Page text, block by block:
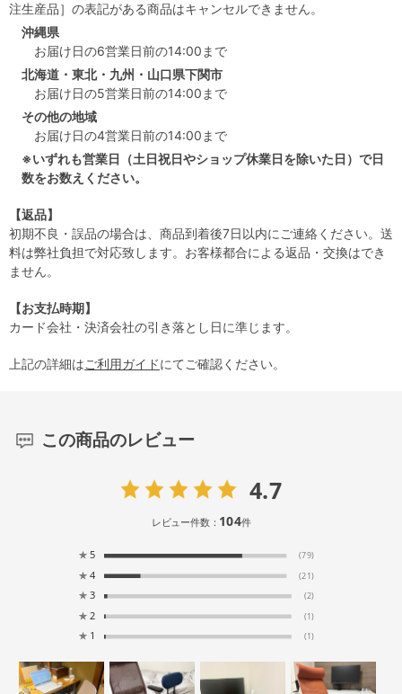
注生産品］の表記がある商品はキャンセルできません。
沖縄県
お届け日の6営業日前の14:00まで
北海道・東北・九州・山口県下関市
お届け日の5営業日前の14:00まで
その他の地域
お届け日の4営業日前の14:00まで
※いずれも営業日（土日祝日やショップ休業日を除いた日）で日
数をお数えください。
【返品】
初期不良・誤品の場合は、商品到着後7日以内にご連絡ください。送
料は弊社負担で対応致します。お客様都合による返品・交換はでき
ません。
【お支払時期】
カード会社・決済会社の引き落とし日に準じます。
上記の詳細はご利用ガイドにてご確認ください。
この商品のレビュー
4.7
レビュー件数： 104件
★ 5 (79)
★ 4 (21)
★ 3 (2)
★ 2 (1)
★ 1 (1)